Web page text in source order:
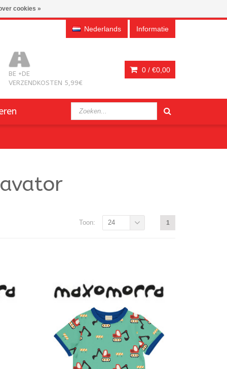
Nederlands Informatie
BE +DE
VERZENDKOSTEN 5,99€
0 / €0,00
1
Toon: 24
cookies »